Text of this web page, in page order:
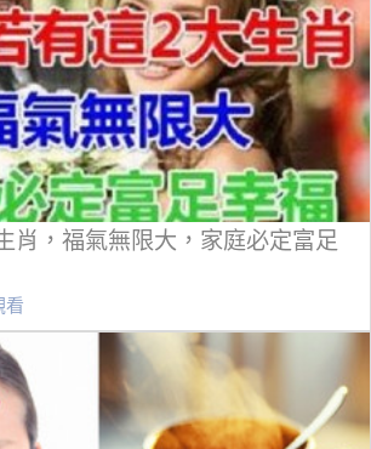
肖，福氣無限大，家庭必定富足
看